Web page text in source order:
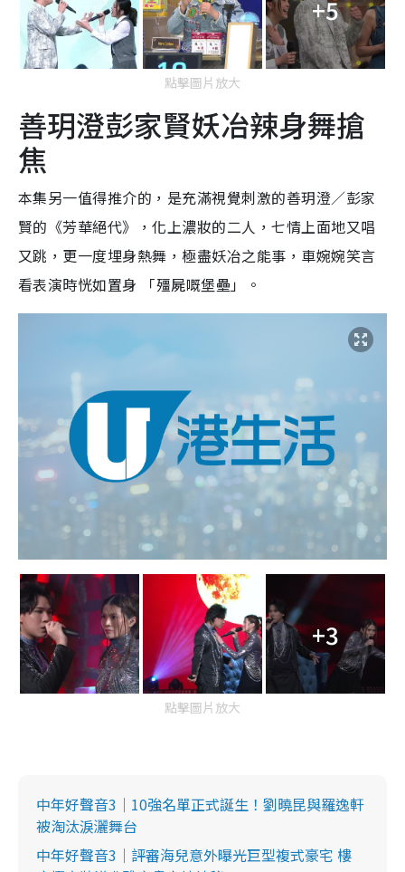
+5
點擊圖片放大
善玥澄彭家賢妖冶辣身舞搶
焦
本集另一值得推介的，是充滿視覺刺激的善玥澄／彭家
賢的《芳華絕代》，化上濃妝的二人，七情上面地又唱
又跳，更一度埋身熱舞，極盡妖冶之能事，車婉婉笑言
看表演時恍如置身 「殭屍嘅堡壘」。
+3
點擊圖片放大
中年好聲音3｜10強名單正式誕生！劉曉昆與羅逸軒
被淘汰淚灑舞台
中年好聲音3｜評審海兒意外曝光巨型複式豪宅 樓